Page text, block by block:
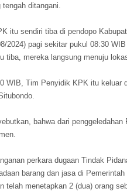
ditangani.
itu sendiri tiba di pendopo
2024) pagi sekitar pukul 08:30
tiba, mereka langsung menuju
WIB, Tim Penyidik KPK itu keluar
bahwa dari
perkara dugaan Tindak
barang dan jasa di
menetapkan 2 (dua) orang